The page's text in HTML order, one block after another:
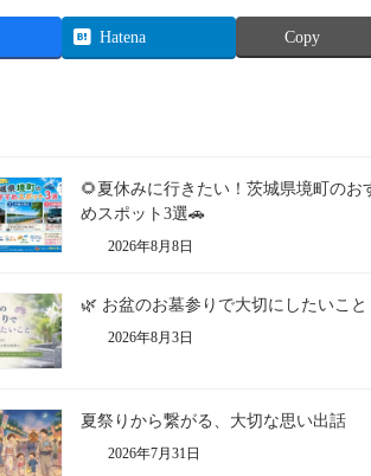
Hatena Copy
🌻夏休みに行きたい！茨城県境町のお
めスポット3選🚗
2026年8月8日
🌿 お盆のお墓参りで大切にしたいこと
2026年8月3日
夏祭りから繋がる、大切な思い出話
2026年7月31日